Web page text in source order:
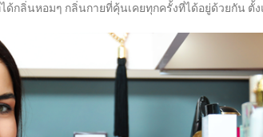
กลิ่นหอมๆ กลิ่นกายที่คุ้นเคยทุกครั้งที่ได้อยู่ด้วยกัน ตั้